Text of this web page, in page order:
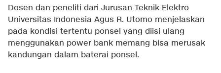
Dosen dan peneliti dari Jurusan Teknik Elektro
Universitas Indonesia Agus R. Utomo menjelaskan
pada kondisi tertentu ponsel yang diisi ulang
menggunakan power bank memang bisa merusak
kandungan dalam baterai ponsel.